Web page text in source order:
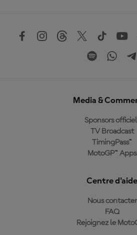
Media &
Sponsors
TV Broadcast
TimingPass™
MotoGP™ Apps
Centre d'aide
Nous contacter
FAQ
Rejoignez le